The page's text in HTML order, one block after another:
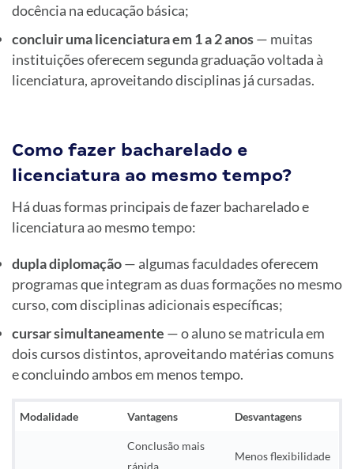
docência na educação básica;
concluir uma licenciatura em 1 a 2 anos— muitas
instituições oferecem segunda graduação voltada à
licenciatura, aproveitando disciplinas já cursadas.
Como fazer bacharelado e
licenciatura ao mesmo tempo?
Há duas formas principais de fazer bacharelado e
licenciatura ao mesmo tempo:
dupla diplomação— algumas faculdades oferecem
programas que integram as duas formações no mesmo
curso, com disciplinas adicionais específicas;
cursar simultaneamente — o aluno se matricula em
dois cursos distintos, aproveitando matérias comuns
e concluindo ambos em menos tempo.
Modalidade Vantagens Desvantagens
Conclusão mais
rápida,
Menos flexibilidade